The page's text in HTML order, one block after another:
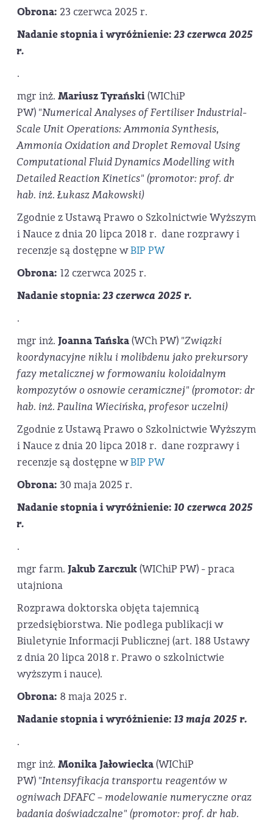
Obrona: 23 czerwca 2025 r.
Nadanie stopnia i wyróżnienie:23 czerwca 2025
r.
.
mgr inż. Mariusz Tyrański(WIChiP
PW) "Numerical Analyses of Fertiliser Industrial-
Scale Unit Operations: Ammonia Synthesis,
Ammonia Oxidation and Droplet Removal Using
Computational Fluid Dynamics Modelling with
Detailed Reaction Kinetics" (promotor: prof. dr
hab. inż. Łukasz Makowski)
Zgodnie z Ustawą Prawo o Szkolnictwie Wyższym
i Nauce z dnia 20 lipca 2018 r. dane rozprawy i
recenzje są dostępne wBIP PW
Obrona: 12 czerwca 2025 r.
Nadanie stopnia: 23 czerwca 2025 r.
.
mgr inż. Joanna Tańska(WCh PW) "Związki
koordynacyjne niklu i molibdenu jako prekursory
fazy metalicznej w formowaniu koloidalnym
kompozytów o osnowie ceramicznej" (promotor: dr
hab. inż. Paulina Wiecińska, profesor uczelni)
Zgodnie z Ustawą Prawo o Szkolnictwie Wyższym
i Nauce z dnia 20 lipca 2018 r. dane rozprawy i
recenzje są dostępne wBIP PW
Obrona: 30 maja 2025 r.
Nadanie stopnia i wyróżnienie: 10 czerwca 2025
r.
.
mgr farm. Jakub Zarczuk(WIChiP PW) - praca
utajniona
Rozprawa doktorska objęta tajemnicą
przedsiębiorstwa. Nie podlega publikacji w
Biuletynie Informacji Publicznej (art. 188 Ustawy
z dnia 20 lipca 2018 r. Prawo o szkolnictwie
wyższym i nauce).
Obrona: 8 maja 2025 r.
Nadanie stopnia i wyróżnienie: 13 maja 2025 r.
.
mgr inż. Monika Jałowiecka(WIChiP
PW) "Intensyfikacja transportu reagentów w
ogniwach DFAFC – modelowanie numeryczne oraz
badania doświadczalne" (promotor: prof. dr hab.